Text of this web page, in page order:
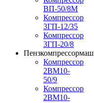
ВП-50/8М
Компрессор
3ГП-12/35
Компрессор
3ГП-20/8
Пензкомпрессормаш
Компрессор
2ВМ10-
50/9
Компрессор
2ВМ10-